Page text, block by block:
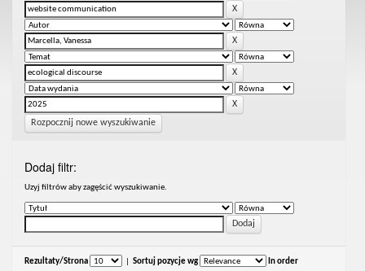
Rozpocznij nowe wyszukiwanie
Dodaj filtr:
Uzyj filtrów aby zagęścić wyszukiwanie.
Rezultaty/Strona Sortuj pozycje wg In order